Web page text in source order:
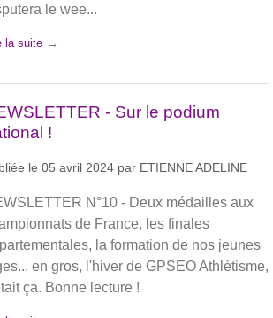
le wee...
la suite
- Sur le podium
!
le 05 avril 2024 par ETIENNE ADELINE
N°10 - Deux médailles aux
de France, les finales
la formation de nos jeunes
en gros, l'hiver de GPSEO Athlétisme,
ça. Bonne lecture !